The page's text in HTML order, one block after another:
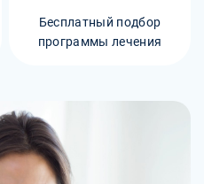
Бесплатный подбор
программы лечения